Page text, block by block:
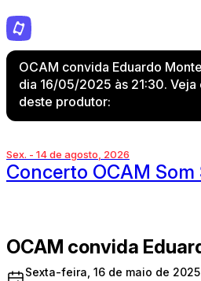
OCAM convida Eduardo
dia 16/05/2025 às 21:30.
deste produtor:
Sex. - 14 de agosto, 2026
Concerto OCAM Som
OCAM convida
Sexta-feira, 16 de maio de 2025